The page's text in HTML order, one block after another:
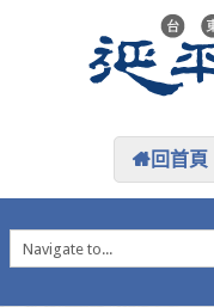
回首頁